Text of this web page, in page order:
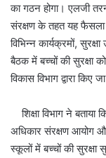
का गठन होगा। एलजी
संरक्षण के तहत यह फैसला
विभिन्न कार्यक्रमों,
बैठक में बच्चों की सुरक्षा
विकास विभाग द्वारा किए
शिक्षा विभाग ने बताया
अधिकार संरक्षण आयोग
स्कूलों में बच्चों की सुरक्षा